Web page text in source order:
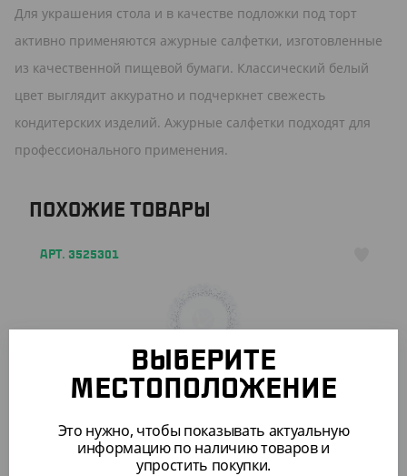
Для украшения стола и в качестве подложки под торт
активно применяются ажурные салфетки, изготовленные
из качественной пищевой бумаги. Классический белый
цвет выглядит аккуратно и подчеркнет свежесть
кондитерских изделий. Ажурные салфетки подходят для
профессионального применения.
ПОХОЖИЕ ТОВАРЫ
АРТ. 3525301
299.45 ₽
Салфетка с ажурным краем, 250шт./уп., 24 см.
ВЫБЕРИТЕ
МЕСТОПОЛОЖЕНИЕ
Это нужно, чтобы показывать актуальную
информацию по наличию товаров и
упростить покупки.